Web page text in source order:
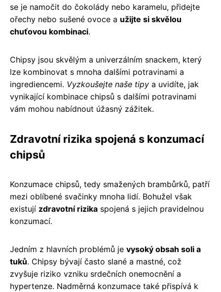
se je namočit do čokolády nebo karamelu, přidejte
ořechy nebo sušené ovoce a užijte si skvělou
chuťovou kombinaci.
Chipsy jsou skvělým a univerzálním snackem, který
lze kombinovat s mnoha dalšími potravinami a
ingrediencemi. Vyzkoušejte naše tipy a uvidíte, jak
vynikající kombinace chipsů s dalšími potravinami
vám mohou nabídnout úžasný zážitek.
Zdravotní rizika spojená s konzumací
chipsů
Konzumace chipsů, tedy smažených brambůrků, patří
mezi oblíbené svačinky mnoha lidí. Bohužel však
existují zdravotní rizika spojená s jejich pravidelnou
konzumací.
Jedním z hlavních problémů je vysoký obsah soli a
tuků. Chipsy bývají často slané a mastné, což
zvyšuje riziko vzniku srdečních onemocnění a
hypertenze. Nadměrná konzumace také přispívá k